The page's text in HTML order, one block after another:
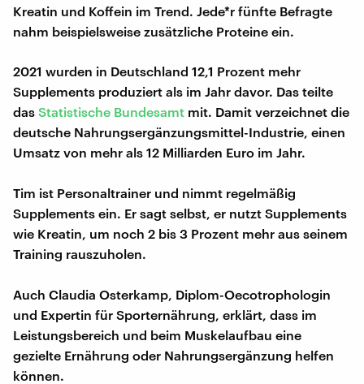
Kreatin und Koffein im Trend. Jede*r fünfte Befragte
nahm beispielsweise zusätzliche Proteine ein.
2021 wurden in Deutschland 12,1 Prozent mehr
Supplements produziert als im Jahr davor. Das teilte
das Statistische Bundesamt mit. Damit verzeichnet die
deutsche Nahrungsergänzungsmittel-Industrie, einen
Umsatz von mehr als 12 Milliarden Euro im Jahr.
Tim ist Personaltrainer und nimmt regelmäßig
Supplements ein. Er sagt selbst, er nutzt Supplements
wie Kreatin, um noch 2 bis 3 Prozent mehr aus seinem
Training rauszuholen.
Auch Claudia Osterkamp, Diplom-Oecotrophologin
und Expertin für Sporternährung, erklärt, dass im
Leistungsbereich und beim Muskelaufbau eine
gezielte Ernährung oder Nahrungsergänzung helfen
können.